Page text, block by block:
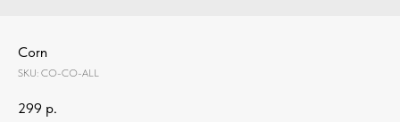
Corn
SKU: CO-CO-ALL
299 р.